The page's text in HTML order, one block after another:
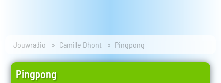
Jouwradio Camille Dhont Pingpong
Pingpong